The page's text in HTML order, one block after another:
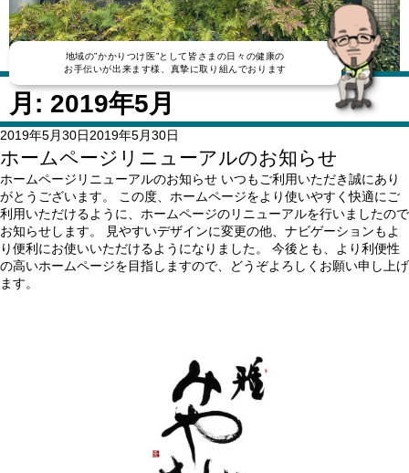
地域の”かかりつけ医”として皆さまの日々の健康の
お手伝いが出来ます様、真摯に取り組んでおります
月: 2019年5月
投
稿
日:
2019年5月30日2019年5月30日
ホームページリニューアルのお知らせ
ホームページリニューアルのお知らせ いつもご利用いただき誠にあり
がとうございます。 この度、ホームページをより使いやすく快適にご
利用いただけるように、ホームページのリニューアルを行いましたので
お知らせします。 見やすいデザインに変更の他、ナビゲーションもよ
り便利にお使いいただけるようになりました。 今後とも、より利便性
の高いホームページを目指しますので、どうぞよろしくお願い申し上げ
ます。